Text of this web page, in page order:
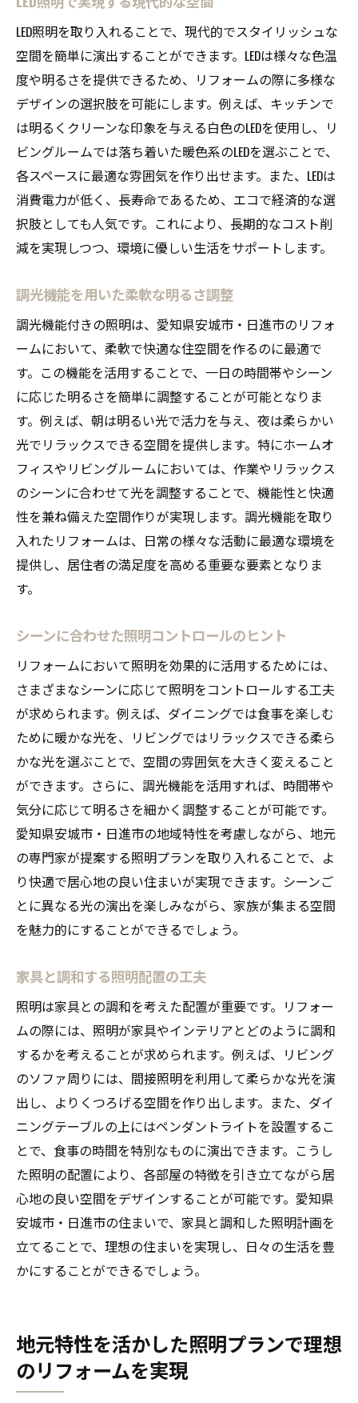
LED照明を取り入れることで、現代的でスタイリッシュな
空間を簡単に演出することができます。LEDは様々な色温
度や明るさを提供できるため、リフォームの際に多様な
デザインの選択肢を可能にします。例えば、キッチンで
は明るくクリーンな印象を与える白色のLEDを使用し、リ
ビングルームでは落ち着いた暖色系のLEDを選ぶことで、
各スペースに最適な雰囲気を作り出せます。また、LEDは
消費電力が低く、長寿命であるため、エコで経済的な選
択肢としても人気です。これにより、長期的なコスト削
減を実現しつつ、環境に優しい生活をサポートします。
調光機能を用いた柔軟な明るさ調整
調光機能付きの照明は、愛知県安城市・日進市のリフォ
ームにおいて、柔軟で快適な住空間を作るのに最適で
す。この機能を活用することで、一日の時間帯やシーン
に応じた明るさを簡単に調整することが可能となりま
す。例えば、朝は明るい光で活力を与え、夜は柔らかい
光でリラックスできる空間を提供します。特にホームオ
フィスやリビングルームにおいては、作業やリラックス
のシーンに合わせて光を調整することで、機能性と快適
性を兼ね備えた空間作りが実現します。調光機能を取り
入れたリフォームは、日常の様々な活動に最適な環境を
提供し、居住者の満足度を高める重要な要素となりま
す。
シーンに合わせた照明コントロールのヒント
リフォームにおいて照明を効果的に活用するためには、
さまざまなシーンに応じて照明をコントロールする工夫
が求められます。例えば、ダイニングでは食事を楽しむ
ために暖かな光を、リビングではリラックスできる柔ら
かな光を選ぶことで、空間の雰囲気を大きく変えること
ができます。さらに、調光機能を活用すれば、時間帯や
気分に応じて明るさを細かく調整することが可能です。
愛知県安城市・日進市の地域特性を考慮しながら、地元
の専門家が提案する照明プランを取り入れることで、よ
り快適で居心地の良い住まいが実現できます。シーンご
とに異なる光の演出を楽しみながら、家族が集まる空間
を魅力的にすることができるでしょう。
家具と調和する照明配置の工夫
照明は家具との調和を考えた配置が重要です。リフォー
ムの際には、照明が家具やインテリアとどのように調和
するかを考えることが求められます。例えば、リビング
のソファ周りには、間接照明を利用して柔らかな光を演
出し、よりくつろげる空間を作り出します。また、ダイ
ニングテーブルの上にはペンダントライトを設置するこ
とで、食事の時間を特別なものに演出できます。こうし
た照明の配置により、各部屋の特徴を引き立てながら居
心地の良い空間をデザインすることが可能です。愛知県
安城市・日進市の住まいで、家具と調和した照明計画を
立てることで、理想の住まいを実現し、日々の生活を豊
かにすることができるでしょう。
地元特性を活かした照明プランで理想
のリフォームを実現